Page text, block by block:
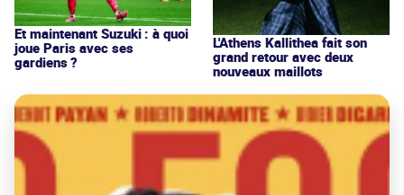
Et maintenant Suzuki : à quoi
joue Paris avec ses
gardiens ?
L'Athens Kallithea fait son
grand retour avec deux
nouveaux maillots